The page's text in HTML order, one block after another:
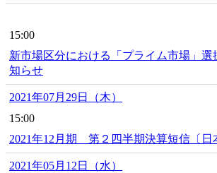
15:00
新市場区分における「プライム市場」選
知らせ
2021年07月29日（木）
15:00
2021年12月期 第２四半期決算短信〔日
2021年05月12日（水）